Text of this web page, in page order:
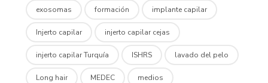
exosomas formación implante capilar
Injerto capilar injerto capilar cejas
injerto capilar Turquía ISHRS lavado del pelo
Long hair MEDEC medios